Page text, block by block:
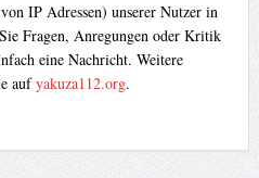
IP Adressen) unserer Nutzer in
Fragen, Anregungen oder Kritik
eine Nachricht. Weitere
aufyakuza112.org.